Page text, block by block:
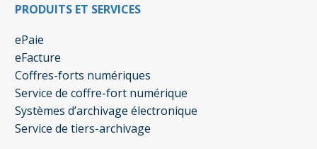
PRODUITS ET SERVICES
ePaie
eFacture
Coffres-forts numériques
Service de coffre-fort numérique
Systèmes d’archivage électronique
Service de tiers-archivage